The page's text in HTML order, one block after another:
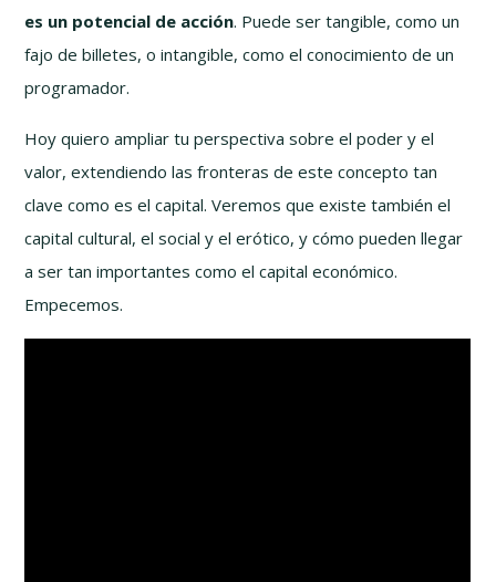
es un potencial de acción. Puede ser tangible, como un
fajo de billetes, o intangible, como el conocimiento de un
programador.
Hoy quiero ampliar tu perspectiva sobre el poder y el
valor, extendiendo las fronteras de este concepto tan
clave como es el capital. Veremos que existe también el
capital cultural, el social y el erótico, y cómo pueden llegar
a ser tan importantes como el capital económico.
Empecemos.